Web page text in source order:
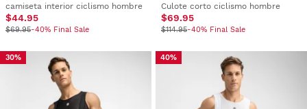
camiseta interior ciclismo hombre
$44.95
$69.95-40% Final Sale
Culote corto ciclismo hombre
$69.95
$114.95-40% Final Sale
30% 40%